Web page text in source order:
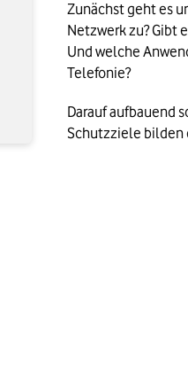
Zunächst geht es
Netzwerk zu? Gibt
Und welche
Telefonie?
Darauf aufbauend
Schutzziele bilden